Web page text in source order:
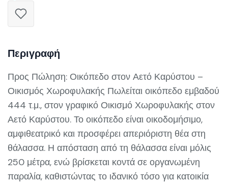
Περιγραφή
Προς Πώληση: Οικόπεδο στον Αετό Καρύστου –
Οικισμός Χωροφυλακής Πωλείται οικόπεδο εμβαδού
444 τ.μ., στον γραφικό Οικισμό Χωροφυλακής στον
Αετό Καρύστου. Το οικόπεδο είναι οικοδομήσιμο,
αμφιθεατρικό και προσφέρει απεριόριστη θέα στη
θάλασσα. Η απόσταση από τη θάλασσα είναι μόλις
250 μέτρα, ενώ βρίσκεται κοντά σε οργανωμένη
παραλία, καθιστώντας το ιδανικό τόσο για κατοικία